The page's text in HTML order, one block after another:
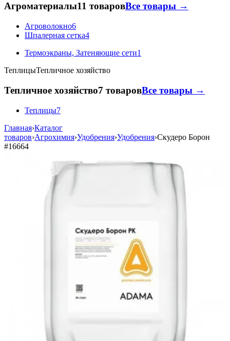
Агроматериалы11 товаровВсе товары →
Агроволокно6
Шпалерная сетка4
Термоэкраны, Затеняющие сети1
ТеплицыТепличное хозяйство
Тепличное хозяйство7 товаровВсе товары →
Теплицы7
Главная›Каталог
товаров›Агрохимия›Удобрения›Удобрения›Скудеро Борон
#16664